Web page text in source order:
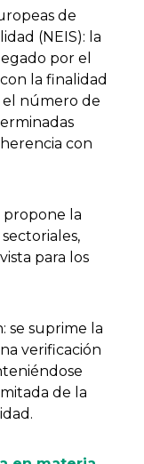
de
(NEIS): la
por el
la finalidad
número de
con
propone la
para los
se suprime la
verificación
de la